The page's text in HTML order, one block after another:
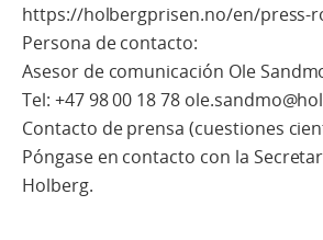
https://holbergprisen.no/en/press-
Persona de contacto:
Asesor de comunicación Ole
Tel: +47 98 00 18 78
Contacto de prensa (cuestiones
Póngase en contacto con la
Holberg.